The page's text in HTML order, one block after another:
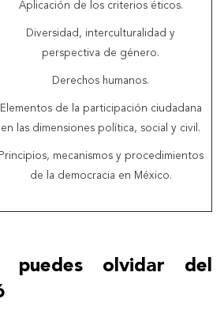
Aplicación de los criterios éticos.
Diversidad, interculturalidad y
perspectiva de género.
Derechos humanos.
Elementos de la participación ciudadana
en las dimensiones política, social y civil.
Principios, mecanismos y procedimientos
de la democracia en México.
olvidar del